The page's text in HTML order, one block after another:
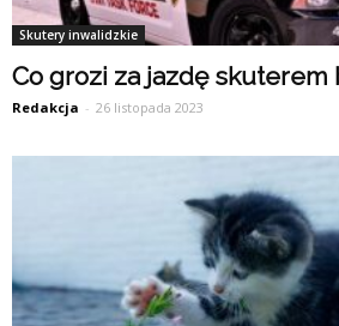
Skutery inwalidzkie
Co grozi za jazdę skuterem
Redakcja - 26 listopada 2023